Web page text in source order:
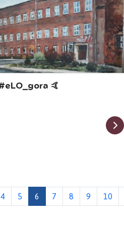
🤙
4 5 6 7 8 9 10